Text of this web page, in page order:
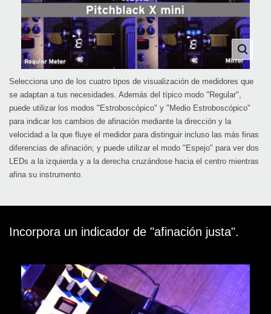
Selecciona uno de los cuatro tipos de visualización de medidores que
se adaptan a tus necesidades. Además del típico modo "Regular",
puede utilizar los modos "Estroboscópico" y "Medio Estroboscópico"
para indicar los cambios de afinación mediante la dirección y la
velocidad a la que fluye el medidor para distinguir incluso las más finas
diferencias de afinación; y puede utilizar el modo "Espejo" para ver dos
LEDs a la izquierda y a la derecha cruzándose hacia el centro mientras
afina su instrumento.
Incorpora un indicador de "afinación justa".